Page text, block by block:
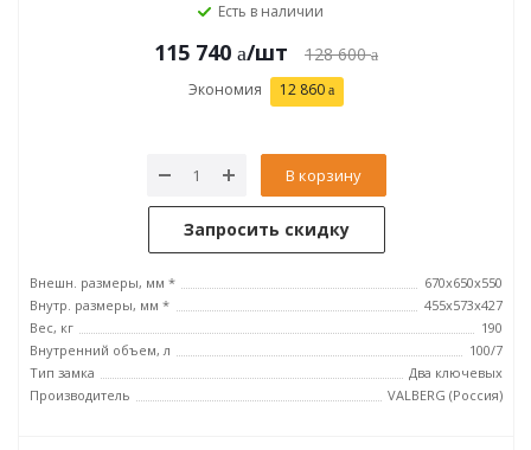
Есть в наличии
115 740 /шт 128 600
Экономия 12 860
В корзину
Запросить скидку
Внешн. размеры, мм *
670х650х550
Внутр. размеры, мм *
455х573х427
Вес, кг
190
Внутренний объем, л
100/7
Тип замка
Два ключевых
Производитель
VALBERG (Россия)